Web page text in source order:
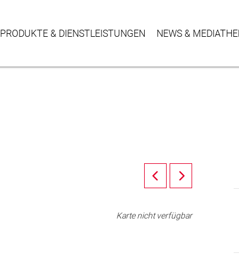
PRODUKTE & DIENSTLEISTUNGEN NEWS &
Karte nicht verfügbar